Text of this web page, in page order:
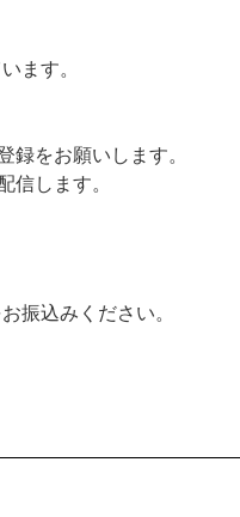
す。
録をお願いします。
します。
込みください。